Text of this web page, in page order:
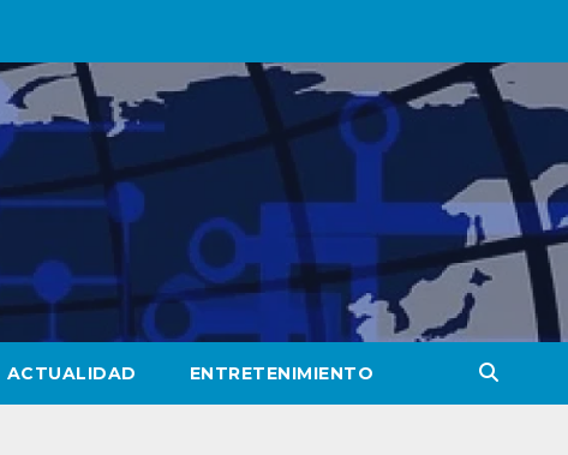
ACTUALIDAD ENTRETENIMIENTO